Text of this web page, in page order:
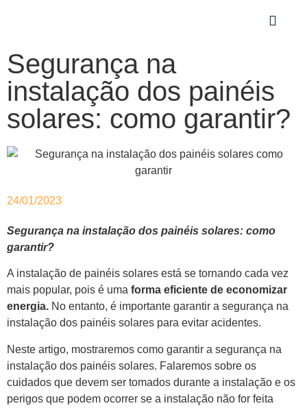
Segurança na
instalação dos painéis
solares: como garantir?
24/01/2023
Segurança na instalação dos painéis solares: como
garantir?
A instalação de painéis solares está se tornando cada vez
mais popular, pois é uma forma eficiente de economizar
energia. No entanto, é importante garantir a segurança na
instalação dos painéis solares para evitar acidentes.
Neste artigo, mostraremos como garantir a segurança na
instalação dos painéis solares. Falaremos sobre os
cuidados que devem ser tomados durante a instalação e os
perigos que podem ocorrer se a instalação não for feita